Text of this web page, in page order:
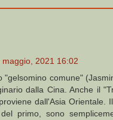
maggio, 2021 16:02
"gelsomino comune"
dalla Cina. Anche il
dall'Asia Orientale.
primo, sono